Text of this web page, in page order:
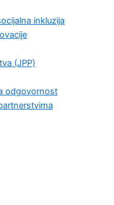
inkluzija
(JPP)
odgovornost